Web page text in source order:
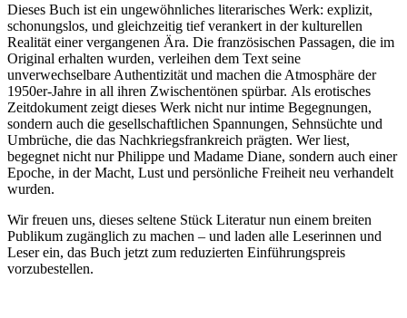
Dieses Buch ist ein ungewöhnliches literarisches Werk: explizit,
schonungslos, und gleichzeitig tief verankert in der kulturellen
Realität einer vergangenen Ära. Die französischen Passagen, die im
Original erhalten wurden, verleihen dem Text seine
unverwechselbare Authentizität und machen die Atmosphäre der
1950er-Jahre in all ihren Zwischentönen spürbar. Als erotisches
Zeitdokument zeigt dieses Werk nicht nur intime Begegnungen,
sondern auch die gesellschaftlichen Spannungen, Sehnsüchte und
Umbrüche, die das Nachkriegsfrankreich prägten. Wer liest,
begegnet nicht nur Philippe und Madame Diane, sondern auch einer
Epoche, in der Macht, Lust und persönliche Freiheit neu verhandelt
wurden.
Wir freuen uns, dieses seltene Stück Literatur nun einem breiten
Publikum zugänglich zu machen – und laden alle Leserinnen und
Leser ein, das Buch jetzt zum reduzierten Einführungspreis
vorzubestellen.